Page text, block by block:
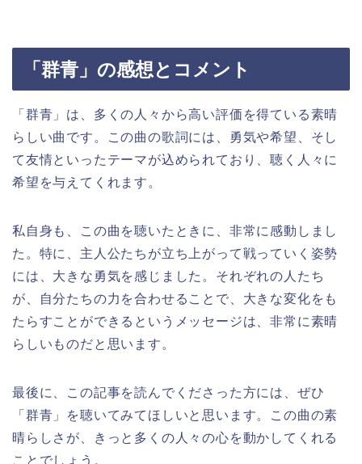
「群青」の感想とコメント
「群青」は、多くの人々から高い評価を得ている素晴
らしい曲です。この曲の歌詞には、勇気や希望、そし
て友情といったテーマが込められており、聴く人々に
希望を与えてくれます。
私自身も、この曲を聴いたときに、非常に感動しまし
た。特に、主人公たちが立ち上がって戦っていく姿勢
には、大きな勇気を感じました。それぞれの人たち
が、自分たちの力を合わせることで、大きな変化をも
たらすことができるというメッセージは、非常に素晴
らしいものだと思います。
最後に、この記事を読んでくださった方には、ぜひ
「群青」を聴いてみてほしいと思います。この曲の素
晴らしさが、きっと多くの人々の心を動かしてくれる
ことでしょう。